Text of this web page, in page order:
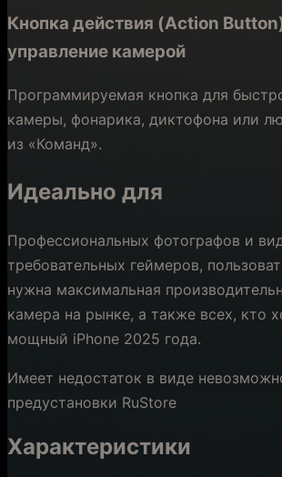
Кнопка действия (Action
управление камерой
Программируемая кнопка для
камеры, фонарика, диктофона или
из «Команд».
Идеально для
Профессиональных фотографов и
требовательных геймеров,
нужна максимальная
камера на рынке, а также всех, кто
мощный iPhone 2025 года.
Имеет недостаток в виде
предустановки RuStore
Характеристики